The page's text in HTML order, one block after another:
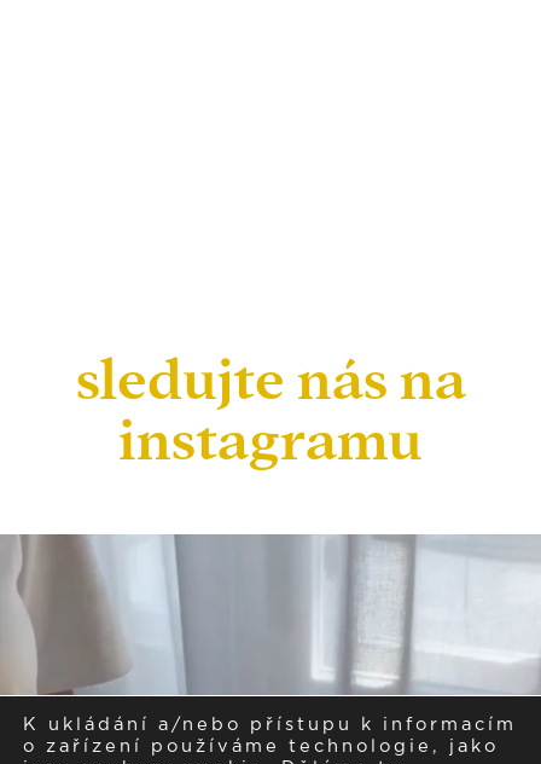
sledujte nás na
instagramu
K ukládání a/nebo přístupu k informacím
o zařízení používáme technologie, jako